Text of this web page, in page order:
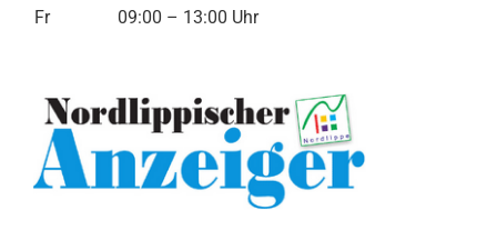
Fr
09:00 – 13:00 Uhr